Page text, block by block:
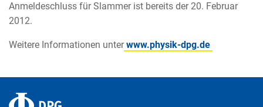
Anmeldeschluss für Slammer ist bereits der 20. Februar
2012.
Weitere Informationen unterwww.physik-dpg.de